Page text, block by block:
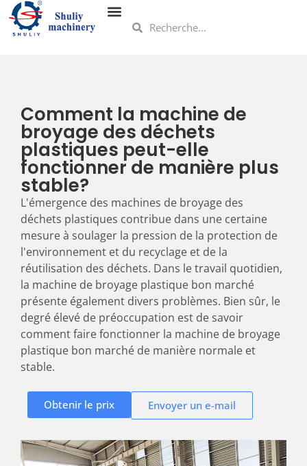
Comment la machine de
broyage des déchets
plastiques peut-elle
fonctionner de manière plus
stable?
L'émergence des machines de broyage des
déchets plastiques contribue dans une certaine
mesure à soulager la pression de la protection de
l'environnement et du recyclage et de la
réutilisation des déchets. Dans le travail quotidien,
la machine de broyage plastique bon marché
présente également divers problèmes. Bien sûr, le
degré élevé de préoccupation est de savoir
comment faire fonctionner la machine de broyage
plastique bon marché de manière normale et
stable.
Obtenir le prix Envoyer un e-mail